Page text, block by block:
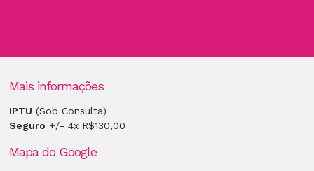
Mais informações
IPTU (Sob Consulta)
Seguro +/- 4x R$130,00
Mapa do Google